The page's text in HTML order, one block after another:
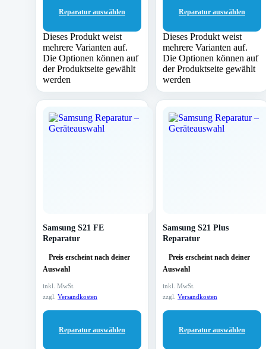
Reparatur auswählen
Dieses Produkt weist
mehrere Varianten auf.
Die Optionen können auf
der Produktseite gewählt
werden
Reparatur auswählen
Dieses Produkt weist
mehrere Varianten auf.
Die Optionen können auf
der Produktseite gewählt
werden
Samsung S21 FE
Reparatur
Preis erscheint nach deiner
Auswahl
inkl. MwSt.
zzgl. Versandkosten
Reparatur auswählen
Samsung S21 Plus
Reparatur
Preis erscheint nach deiner
Auswahl
inkl. MwSt.
zzgl. Versandkosten
Reparatur auswählen